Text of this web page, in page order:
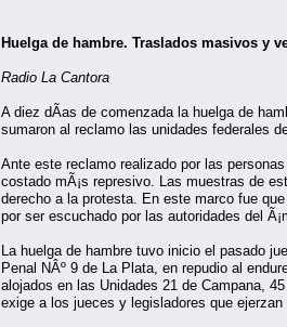
Huelga de hambre. Traslados masivos y
Radio La Cantora
A diez dÃ­as de comenzada la huelga de
sumaron al reclamo las unidades federales
Ante este reclamo realizado por las
costado mÃ¡s represivo. Las muestras de
derecho a la protesta. En este marco fue
por ser escuchado por las autoridades del
La huelga de hambre tuvo inicio el pasado
Penal NÂº 9 de La Plata, en repudio al
alojados en las Unidades 21 de Campana,
exige a los jueces y legisladores que